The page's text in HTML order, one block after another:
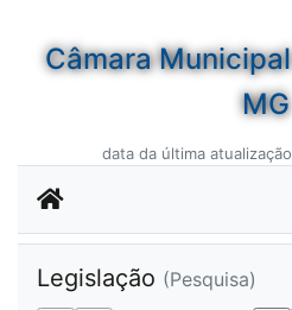
Câmara
MG
data da última
Legislação (Pesquisa)